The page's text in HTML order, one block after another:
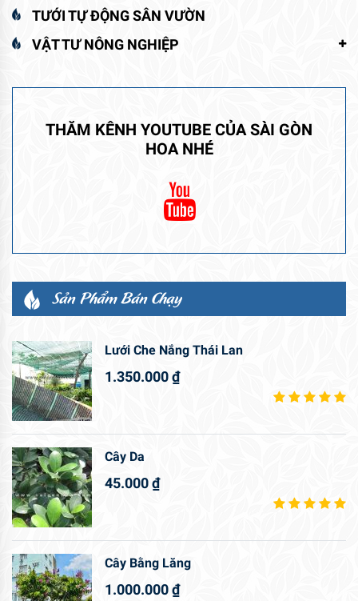
TƯỚI TỰ ĐỘNG SÂN VƯỜN
VẬT TƯ NÔNG NGHIỆP
THĂM KÊNH YOUTUBE CỦA SÀI GÒN
HOA NHÉ
Sản Phẩm Bán Chạy
Lưới Che Nắng Thái Lan
1.350.000₫
Cây Da
45.000₫
Cây Bằng Lăng
1.000.000₫